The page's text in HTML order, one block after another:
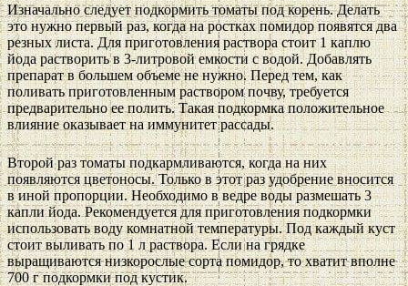
Изначально следует подкормить томаты под корень. Делать
это нужно первый раз, когда на ростках помидор появятся два
резных листа. Для приготовления раствора стоит 1 каплю
йода растворить в 3-литровой емкости с водой. Добавлять
препарат в большем объеме не нужно. Перед тем, как
поливать приготовленным раствором почву, требуется
предварительно ее полить. Такая подкормка положительное
влияние оказывает на иммунитет рассады.
Второй раз томаты подкармливаются, когда на них
появляются цветоносы. Только в этот раз удобрение вносится
в иной пропорции. Необходимо в ведре воды размешать 3
капли йода. Рекомендуется для приготовления подкормки
использовать воду комнатной температуры. Под каждый куст
стоит выливать по 1 л раствора. Если на грядке
выращиваются низкорослые сорта помидор, то хватит вполне
700 г подкормки под кустик.